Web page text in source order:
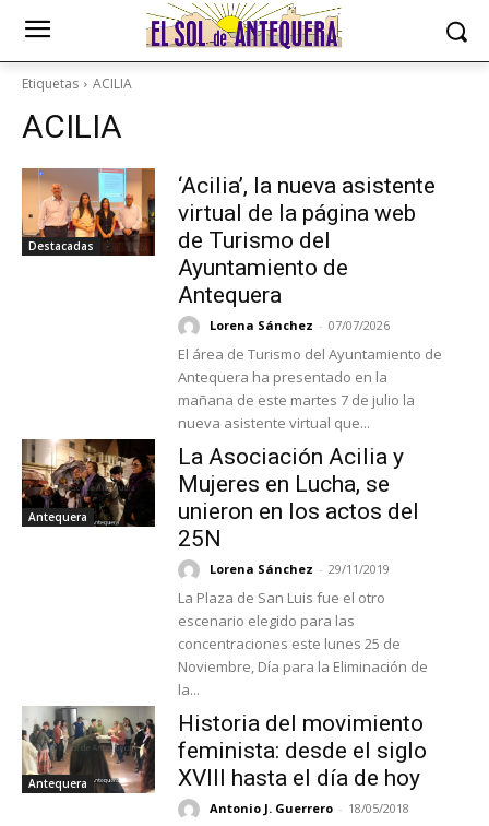
Etiquetas ACILIA
ACILIA
Destacadas
‘Acilia’, la nueva asistente
virtual de la página web
de Turismo del
Ayuntamiento de
Antequera
Lorena Sánchez - 07/07/2026
El área de Turismo del Ayuntamiento de
Antequera ha presentado en la
mañana de este martes 7 de julio la
nueva asistente virtual que...
Antequera
La Asociación Acilia y
Mujeres en Lucha, se
unieron en los actos del
25N
Lorena Sánchez - 29/11/2019
La Plaza de San Luis fue el otro
escenario elegido para las
concentraciones este lunes 25 de
Noviembre, Día para la Eliminación de
la...
Antequera
Historia del movimiento
feminista: desde el siglo
XVIII hasta el día de hoy
Antonio J. Guerrero - 18/05/2018